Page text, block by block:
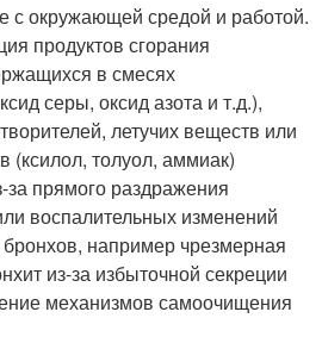
с окружающей средой и работой.
продуктов сгорания
в смесях
серы, оксид азота и т.д.),
летучих веществ или
(ксилол, толуол, аммиак)
прямого раздражения
воспалительных изменений
бронхов, например чрезмерная
из-за избыточной секреции
механизмов самоочищения